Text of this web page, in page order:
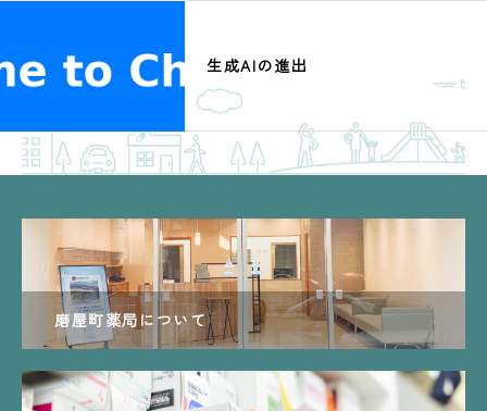
生成AIの進出
磨屋町薬局について